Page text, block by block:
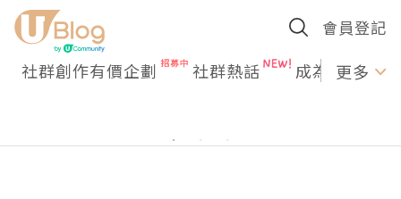
會員登記
社群創作有價企劃 社群熱話 成為U更多